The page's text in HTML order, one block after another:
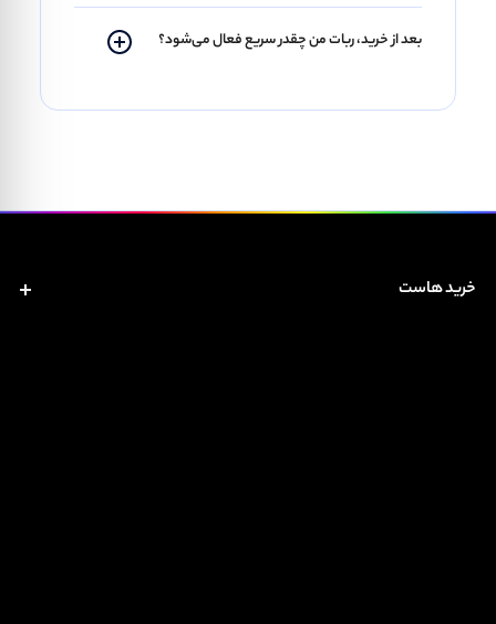
بعد از خرید، ربات من چقدر سریع فعال می‌شود؟
خرید هاست